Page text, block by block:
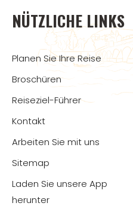
NÜTZLICHE LINKS
Planen Sie Ihre Reise
Broschüren
Reiseziel-Führer
Kontakt
Arbeiten Sie mit uns
Sitemap
Laden Sie unsere App
herunter